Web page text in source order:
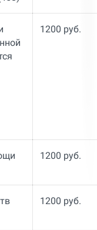
1200 руб.
1200 руб.
1200 руб.